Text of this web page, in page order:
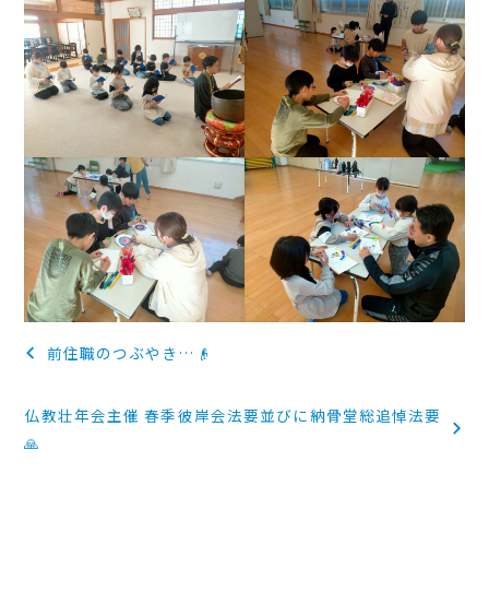
投
ナ
前住職のつぶやき…👴
仏教壮年会主催 春季彼岸会法要並びに納骨堂総追悼法要
🙏